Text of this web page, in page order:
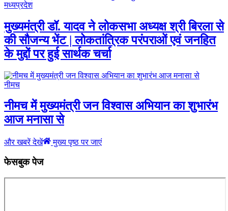
मध्यप्रदेश
मुख्यमंत्री डॉ. यादव ने लोकसभा अध्यक्ष श्री बिरला से
की सौजन्य भेंट | लोकतांत्रिक परंपराओं एवं जनहित
के मुद्दों पर हुई सार्थक चर्चा
नीमच
नीमच में मुख्यमंत्री जन विश्वास अभियान का शुभारंभ
आज मनासा से
और खबरें देखें मुख्य पृष्ठ पर जाएं
फेसबुक पेज